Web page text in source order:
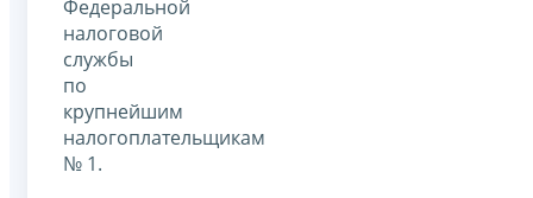
Федеральной
налоговой
службы
по
крупнейшим
налогоплательщикам
№ 1.